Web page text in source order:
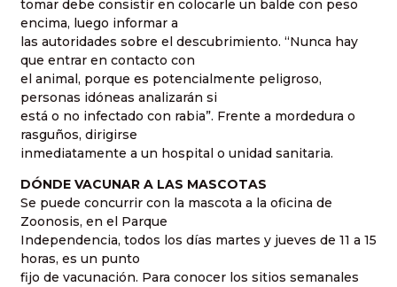
tomar debe consistir en colocarle un balde con peso
encima, luego informar a
las autoridades sobre el descubrimiento. “Nunca hay
que entrar en contacto con
el animal, porque es potencialmente peligroso,
personas idóneas analizarán si
está o no infectado con rabia”. Frente a mordedura o
rasguños, dirigirse
inmediatamente a un hospital o unidad sanitaria.
DÓNDE VACUNAR A LAS MASCOTAS
Se puede concurrir con la mascota a la oficina de
Zoonosis, en el Parque
Independencia, todos los días martes y jueves de 11 a 15
horas, es un punto
fijo de vacunación. Para conocer los sitios semanales